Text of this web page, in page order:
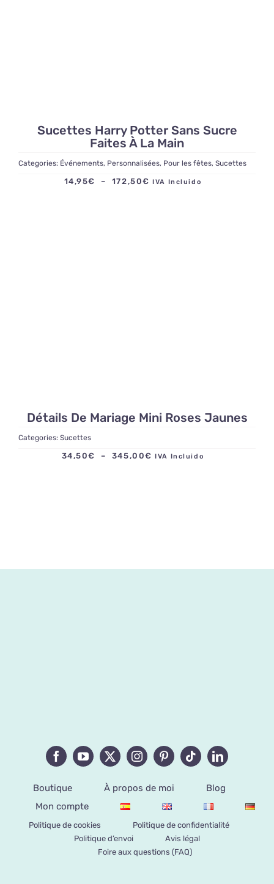
Sucettes Harry Potter Sans Sucre
Faites À La Main
Categories: Événements, Personnalisées, Pour les fêtes, Sucettes
14,95€ – 172,50€ Plage
IVA Incluido
Détails De Mariage Mini Roses Jaunes
Categories: Sucettes
34,50€ – 345,00€ Plage
IVA Incluido
Boutique À propos de moi
Blog
Mon compte
Politique de cookies
Politique de confidentialité
Politique d’envoi
Avis légal
Foire aux questions (FAQ)